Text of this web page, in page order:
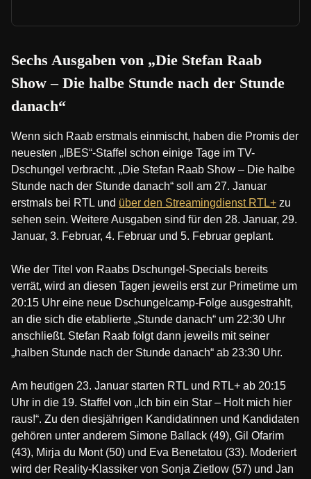
Sechs Ausgaben von „Die Stefan Raab
Show – Die halbe Stunde nach der Stunde
danach“
Wenn sich Raab erstmals einmischt, haben die Promis der
neuesten „IBES“-Staffel schon einige Tage im TV-
Dschungel verbracht. „Die Stefan Raab Show – Die halbe
Stunde nach der Stunde danach“ soll am 27. Januar
erstmals bei RTL und über den Streamingdienst RTL+ zu
sehen sein. Weitere Ausgaben sind für den 28. Januar, 29.
Januar, 3. Februar, 4. Februar und 5. Februar geplant.
Wie der Titel von Raabs Dschungel-Specials bereits
verrät, wird an diesen Tagen jeweils erst zur Primetime um
20:15 Uhr eine neue Dschungelcamp-Folge ausgestrahlt,
an die sich die etablierte „Stunde danach“ um 22:30 Uhr
anschließt. Stefan Raab folgt dann jeweils mit seiner
„halben Stunde nach der Stunde danach“ ab 23:30 Uhr.
Am heutigen 23. Januar starten RTL und RTL+ ab 20:15
Uhr in die 19. Staffel von „Ich bin ein Star – Holt mich hier
raus!“. Zu den diesjährigen Kandidatinnen und Kandidaten
gehören unter anderem Simone Ballack (49), Gil Ofarim
(43), Mirja du Mont (50) und Eva Benetatou (33). Moderiert
wird der Reality-Klassiker von Sonja Zietlow (57) und Jan